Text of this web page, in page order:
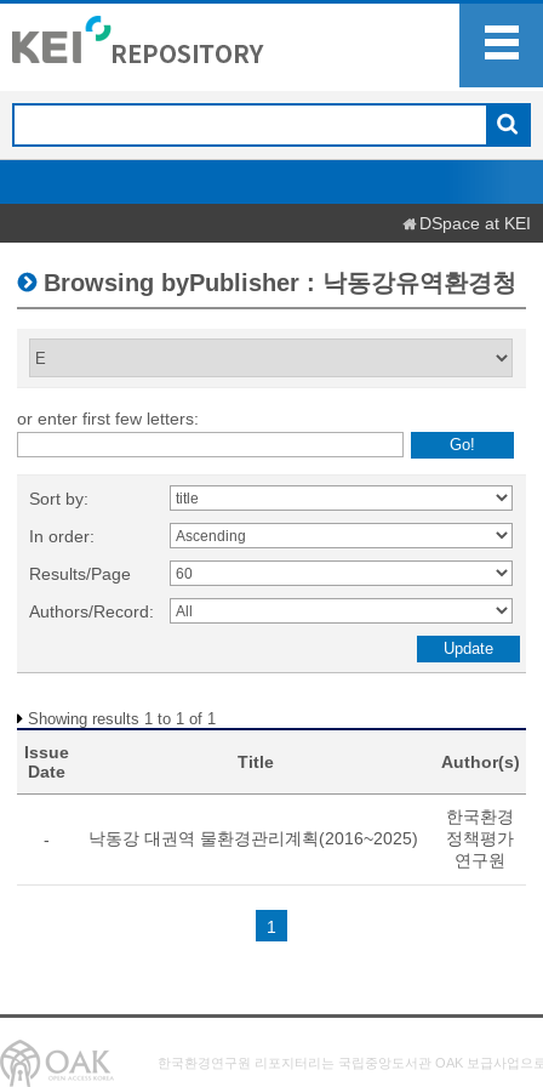
DSpace at KEI
Browsing byPublisher : 낙동강유역환경청
or enter first few letters:
Sort by:
In order:
Results/Page
Authors/Record:
Showing results 1 to 1 of 1
Issue
Date
Title Author(s)
- 낙동강 대권역 물환경관리계획(2016~2025)
한국환경
정책평가
연구원
1
한국환경연구원 리포지터리는 국립중앙도서관 OAK 보급사업